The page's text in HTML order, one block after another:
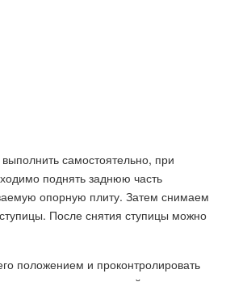
самостоятельно, при
поднять заднюю часть
опорную плиту. Затем снимаем
После снятия ступицы можно
положением и проконтролировать